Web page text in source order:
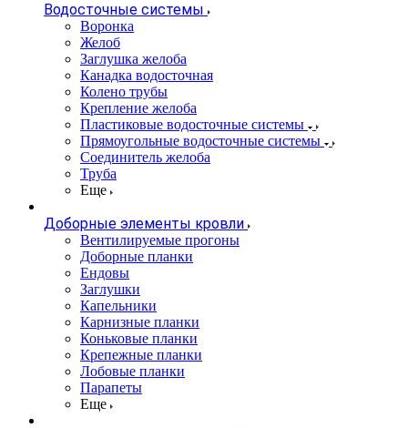
Водосточные системы
Воронка
Желоб
Заглушка желоба
Канадка водосточная
Колено трубы
Крепление желоба
Пластиковые водосточные системы
Прямоугольные водосточные системы
Соединитель желоба
Труба
Еще
Доборные элементы кровли
Вентилируемые прогоны
Доборные планки
Ендовы
Заглушки
Капельники
Карнизные планки
Коньковые планки
Крепежные планки
Лобовые планки
Парапеты
Еще